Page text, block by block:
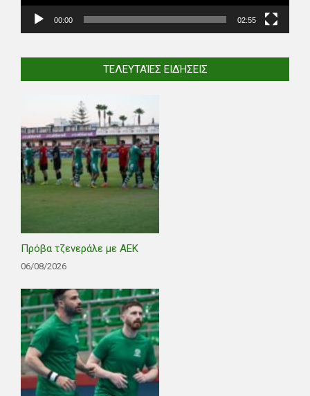
00:00 02:55
ΤΕΛΕΥΤΑΊΕΣ ΕΙΔΉΣΕΙΣ
Πρόβα τζενεράλε με ΑΕΚ
06/08/2026